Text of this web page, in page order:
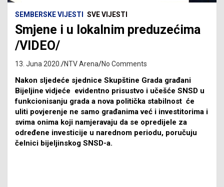
SEMBERSKE VIJESTI SVE VIJESTI
Smjene i u lokalnim preduzećima
/VIDEO/
13. Juna 2020. NTV Arena No Comments
Nakon sljedeće sjednice Skupštine Grada građani
Bijeljine vidjeće evidentno prisustvo i učešće SNSD u
funkcionisanju grada a nova politička stabilnost će
uliti povjerenje ne samo građanima već i investitorima i
svima onima koji namjeravaju da se opredijele za
određene investicije u narednom periodu, poručuju
čelnici bijeljinskog SNSD-a.